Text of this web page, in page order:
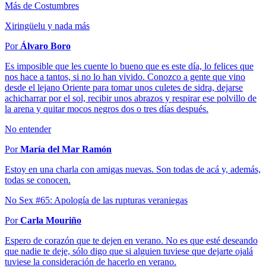
Más de Costumbres
Xiringüelu y nada más
Por Álvaro Boro
Es imposible que les cuente lo bueno que es este día, lo felices que
nos hace a tantos, si no lo han vivido. Conozco a gente que vino
desde el lejano Oriente para tomar unos culetes de sidra, dejarse
achicharrar por el sol, recibir unos abrazos y respirar ese polvillo de
la arena y quitar mocos negros dos o tres días después.
No entender
PorMaría del Mar Ramón
Estoy en una charla con amigas nuevas. Son todas de acá y, además,
todas se conocen.
No Sex #65: Apología de las rupturas veraniegas
PorCarla Mouriño
Espero de corazón que te dejen en verano. No es que esté deseando
que nadie te deje, sólo digo que si alguien tuviese que dejarte ojalá
tuviese la consideración de hacerlo en verano.